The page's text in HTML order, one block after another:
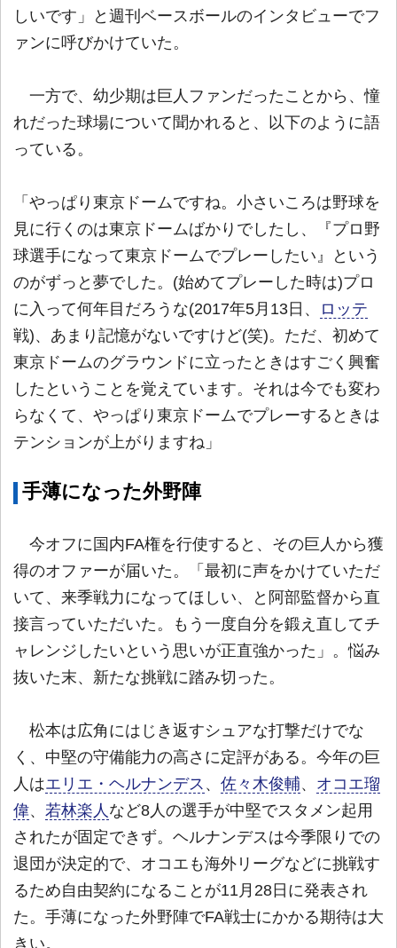
しいです」と週刊ベースボールのインタビューでフ
ァンに呼びかけていた。
一方で、幼少期は巨人ファンだったことから、憧
れだった球場について聞かれると、以下のように語
っている。
「やっぱり東京ドームですね。小さいころは野球を
見に行くのは東京ドームばかりでしたし、『プロ野
球選手になって東京ドームでプレーしたい』という
のがずっと夢でした。(始めてプレーした時は)プロ
に入って何年目だろうな(2017年5月13日、
ロッテ
戦)、あまり記憶がないですけど(笑)。ただ、初めて
東京ドームのグラウンドに立ったときはすごく興奮
したということを覚えています。それは今でも変わ
らなくて、やっぱり東京ドームでプレーするときは
テンションが上がりますね」
手薄になった外野陣
今オフに国内FA権を行使すると、その巨人から獲
得のオファーが届いた。「最初に声をかけていただ
いて、来季戦力になってほしい、と阿部監督から直
接言っていただいた。もう一度自分を鍛え直してチ
ャレンジしたいという思いが正直強かった」。悩み
抜いた末、新たな挑戦に踏み切った。
松本は広角にはじき返すシュアな打撃だけでな
く、中堅の守備能力の高さに定評がある。今年の巨
人はエリエ・ヘルナンデス 、 佐々木俊輔、 オコエ瑠
偉、 若林楽人 など8人の選手が中堅でスタメン起用
されたが固定できず。ヘルナンデスは今季限りでの
退団が決定的で、オコエも海外リーグなどに挑戦す
るため自由契約になることが11月28日に発表され
た。手薄になった外野陣でFA戦士にかかる期待は大
きい。